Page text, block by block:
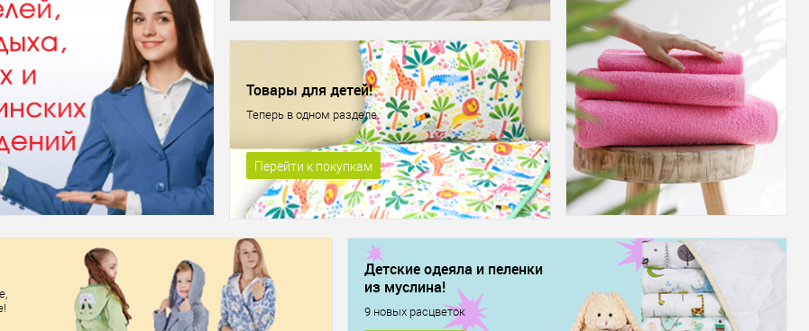
Товары для детей!
Теперь в одном разделе.
Перейти к покупкам
Детские одеяла и пеленки
из муслина!
9 новых расцветок